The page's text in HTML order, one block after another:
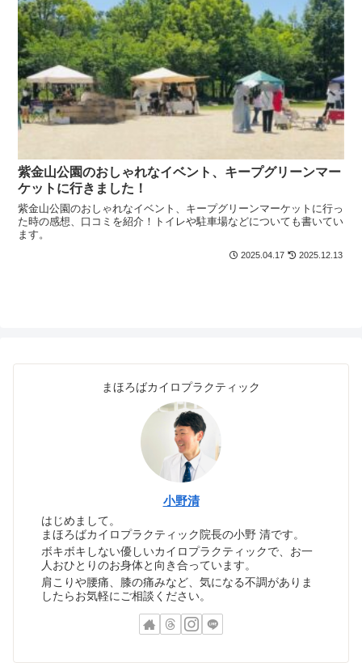
紫金山公園のおしゃれなイベント、キープグリーンマー
ケットに行きました！
紫金山公園のおしゃれなイベント、キープグリーンマーケットに行っ
た時の感想、口コミを紹介！トイレや駐車場などについても書いてい
ます。
2025.04.17 2025.12.13
まほろばカイロプラクティック
小野清
はじめまして。
まほろばカイロプラクティック院長の小野 清です。
ボキボキしない優しいカイロプラクティックで、お一
人おひとりのお身体と向き合っています。
肩こりや腰痛、膝の痛みなど、気になる不調がありま
したらお気軽にご相談ください。